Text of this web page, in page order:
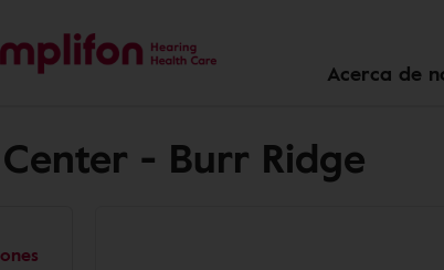
Acerca de
- Burr Ridge